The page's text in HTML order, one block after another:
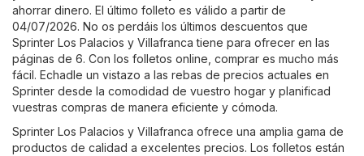
ahorrar dinero. El último folleto es válido a partir de
04/07/2026. No os perdáis los últimos descuentos que
Sprinter Los Palacios y Villafranca tiene para ofrecer en las
páginas de 6. Con los folletos online, comprar es mucho más
fácil. Echadle un vistazo a las rebas de precios actuales en
Sprinter desde la comodidad de vuestro hogar y planificad
vuestras compras de manera eficiente y cómoda.
Sprinter Los Palacios y Villafranca ofrece una amplia gama de
productos de calidad a excelentes precios. Los folletos están